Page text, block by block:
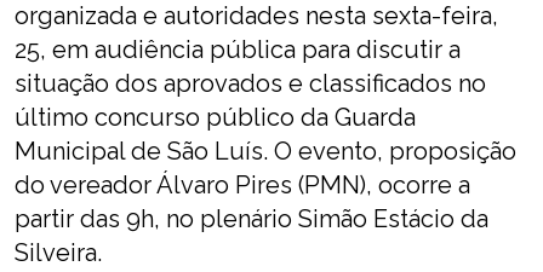
organizada e autoridades nesta sexta-feira,
25, em audiência pública para discutir a
situação dos aprovados e classificados no
último concurso público da Guarda
Municipal de São Luís. O evento, proposição
do vereador Álvaro Pires (PMN), ocorre a
partir das 9h, no plenário Simão Estácio da
Silveira.